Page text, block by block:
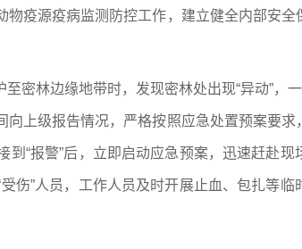
疫源疫病监测防控工作，建立健全内部安
密林边缘地带时，发现密林处出现“异动”，
上级报告情况，严格按照应急处置预案要
到“报警”后，立即启动应急预案，迅速赶赴
伤”人员，工作人员及时开展止血、包扎等